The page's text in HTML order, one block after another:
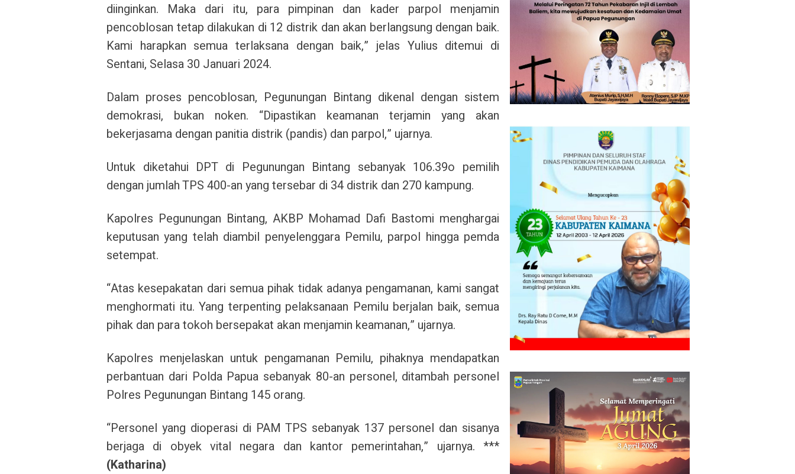
diinginkan. Maka dari itu, para pimpinan dan kader parpol menjamin
pencoblosan tetap dilakukan di 12 distrik dan akan berlangsung dengan baik.
Kami harapkan semua terlaksana dengan baik,” jelas Yulius ditemui di
Sentani, Selasa 30 Januari 2024.
Dalam proses pencoblosan, Pegunungan Bintang dikenal dengan sistem
demokrasi, bukan noken. “Dipastikan keamanan terjamin yang akan
bekerjasama dengan panitia distrik (pandis) dan parpol,” ujarnya.
Untuk diketahui DPT di Pegunungan Bintang sebanyak 106.39o pemilih
dengan jumlah TPS 400-an yang tersebar di 34 distrik dan 270 kampung.
Kapolres Pegunungan Bintang, AKBP Mohamad Dafi Bastomi menghargai
keputusan yang telah diambil penyelenggara Pemilu, parpol hingga pemda
setempat.
“Atas kesepakatan dari semua pihak tidak adanya pengamanan, kami sangat
menghormati itu. Yang terpenting pelaksanaan Pemilu berjalan baik, semua
pihak dan para tokoh bersepakat akan menjamin keamanan,” ujarnya.
Kapolres menjelaskan untuk pengamanan Pemilu, pihaknya mendapatkan
perbantuan dari Polda Papua sebanyak 80-an personel, ditambah personel
Polres Pegunungan Bintang 145 orang.
“Personel yang dioperasi di PAM TPS sebanyak 137 personel dan sisanya
berjaga di obyek vital negara dan kantor pemerintahan,” ujarnya. ***
(Katharina)